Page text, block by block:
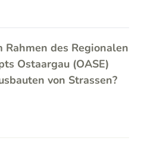
des Regionalen
Ostaargau (OASE)
von Strassen?